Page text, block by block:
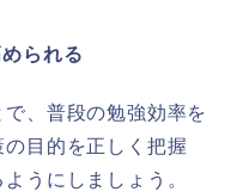
られる
、普段の勉強効率を
目的を正しく把握
うにしましょう。